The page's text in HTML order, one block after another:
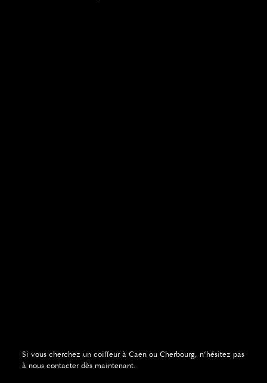
Si vous cherchez un coiffeur à Caenou Cherbourg, n’hésitez pas
à nous contacter dès maintenant.